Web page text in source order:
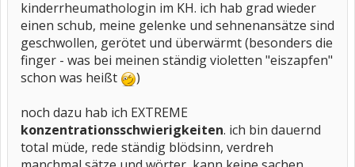
kinderrheumathologin im KH. ich hab grad wieder
einen schub, meine gelenke und sehnenansätze sind
geschwollen, gerötet und überwärmt (besonders die
finger - was bei meinen ständig violetten "eiszapfen"
schon was heißt
)
noch dazu hab ich EXTREME
konzentrationsschwierigkeiten. ich bin dauernd
total müde, rede ständig blödsinn, verdreh